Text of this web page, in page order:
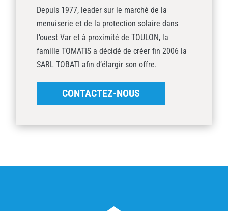
Depuis 1977, leader sur le marché de la
menuiserie et de la protection solaire dans
l’ouest Var et à proximité de TOULON, la
famille TOMATIS a décidé de créer fin 2006 la
SARL TOBATI afin d’élargir son offre.
CONTACTEZ-NOUS